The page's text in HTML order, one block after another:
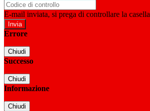
E-mail inviata, si prega di controllare la
Errore
Chiudi
Successo
Chiudi
Informazione
Chiudi